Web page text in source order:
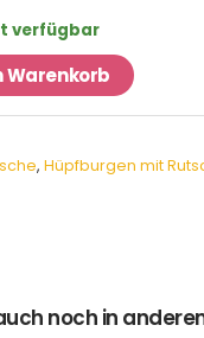
verfügbar
Warenkorb
, Hüpfburgen mit
noch in